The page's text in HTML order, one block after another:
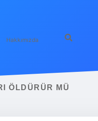
Hakkımızda
ÖLDÜRÜR MÜ